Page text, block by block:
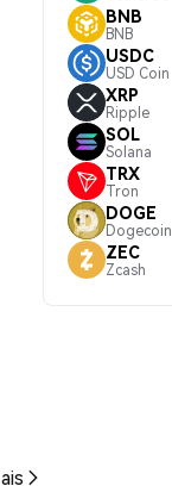
BNB
BNB
USDC
USD Coin
XRP
Ripple
SOL
Solana
TRX
Tron
DOGE
Dogecoin
ZEC
Zcash